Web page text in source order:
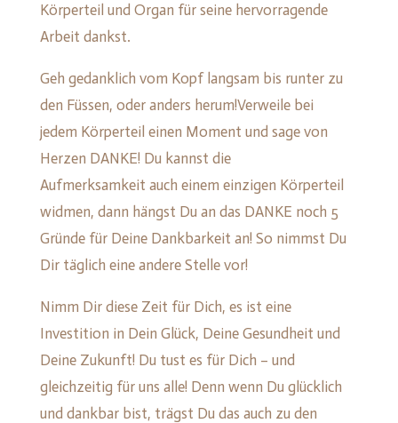
Körperteil und Organ für seine hervorragende
Arbeit dankst.
Geh gedanklich vom Kopf langsam bis runter zu
den Füssen, oder anders herum!Verweile bei
jedem Körperteil einen Moment und sage von
Herzen DANKE! Du kannst die
Aufmerksamkeit auch einem einzigen Körperteil
widmen, dann hängst Du an das DANKE noch 5
Gründe für Deine Dankbarkeit an! So nimmst Du
Dir täglich eine andere Stelle vor!
Nimm Dir diese Zeit für Dich, es ist eine
Investition in Dein Glück, Deine Gesundheit und
Deine Zukunft! Du tust es für Dich – und
gleichzeitig für uns alle! Denn wenn Du glücklich
und dankbar bist, trägst Du das auch zu den